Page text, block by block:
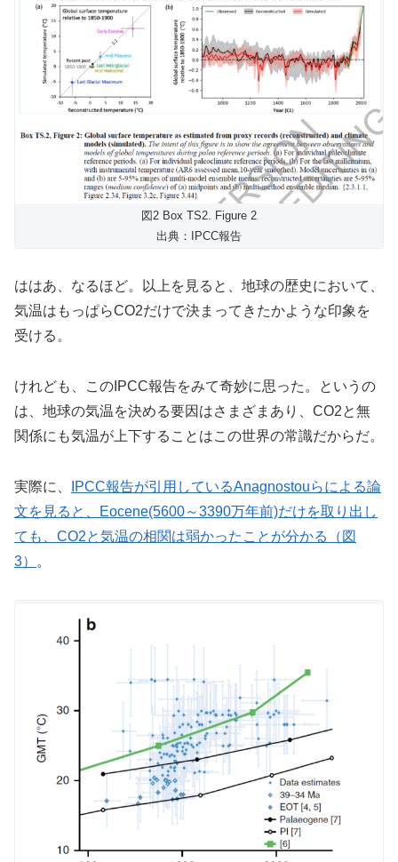
図2 Box TS2. Figure 2
出典：IPCC報告
ははあ、なるほど。以上を見ると、地球の歴史において、
気温はもっぱらCO2だけで決まってきたかような印象を
受ける。
けれども、このIPCC報告をみて奇妙に思った。というの
は、地球の気温を決める要因はさまざまあり、CO2と無
関係にも気温が上下することはこの世界の常識だからだ。
実際に、
IPCC報告が引用しているAnagnostouらによる論
文を見ると、Eocene(5600～3390万年前)だけを取り出し
ても、CO2と気温の相関は弱かったことが分かる（図
3）
。